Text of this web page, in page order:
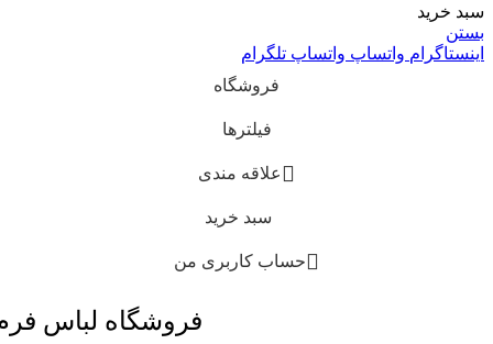
سبد خرید
بستن
اینستاگرام واتساپ واتساپ تلگرام
فروشگاه
فیلترها
علاقه مندی
سبد خرید
حساب کاربری من
فروشگاه لباس